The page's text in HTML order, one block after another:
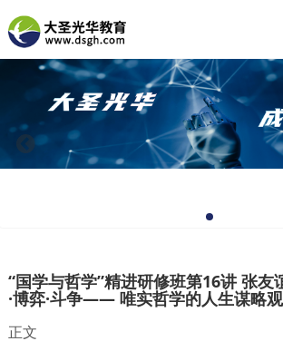
“国学与哲学”精进研修班第16讲 张友
·博弈·斗争—— 唯实哲学的人生谋略
正文